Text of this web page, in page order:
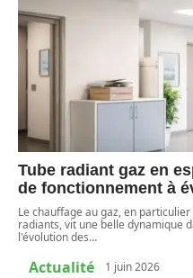
Tube radiant gaz en
de fonctionnement à
Le chauffage au gaz, en
radiants, vit une belle dynamique
l'évolution des…
Actualité 1 juin 2026